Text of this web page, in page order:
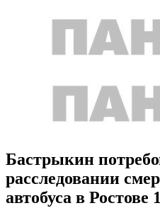
Бастрыкин
расследовании
автобуса в Ростове